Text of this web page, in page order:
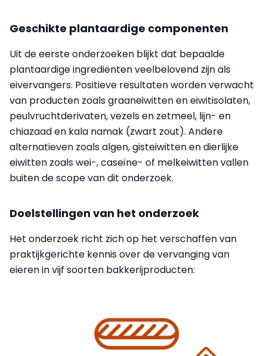
Geschikte plantaardige componenten
Uit de eerste onderzoeken blijkt dat bepaalde
plantaardige ingrediënten veelbelovend zijn als
eivervangers. Positieve resultaten worden verwacht
van producten zoals graaneiwitten en eiwitisolaten,
peulvruchtderivaten, vezels en zetmeel, lijn- en
chiazaad en kala namak (zwart zout). Andere
alternatieven zoals algen, gisteiwitten en dierlijke
eiwitten zoals wei-, caseïne- of melkeiwitten vallen
buiten de scope van dit onderzoek.
Doelstellingen van het onderzoek
Het onderzoek richt zich op het verschaffen van
praktijkgerichte kennis over de vervanging van
eieren in vijf soorten bakkerijproducten: